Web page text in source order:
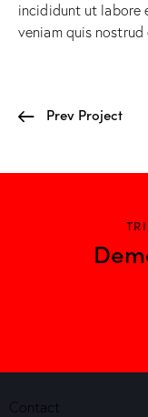
incididunt ut labore
veniam quis
Prev Project
Contact